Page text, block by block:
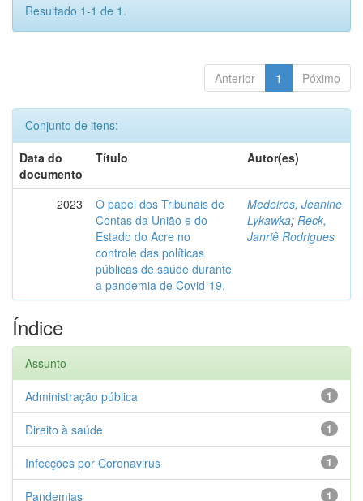
Resultado 1-1 de 1.
Anterior 1 Póximo
Conjunto de itens:
Data do
documento
Título Autor(es)
2023
O papel dos Tribunais de
Contas da União e do
Estado do Acre no
controle das políticas
públicas de saúde durante
a pandemia de Covid-19.
Medeiros, Jeanine
Lykawka; Reck,
Janriê Rodrigues
Índice
Assunto
1
Administração pública
1
Direito à saúde
1
Infecções por Coronavirus
1
Pandemias